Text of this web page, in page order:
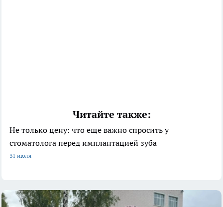
Читайте также:
Не только цену: что еще важно спросить у
стоматолога перед имплантацией зуба
31 июля